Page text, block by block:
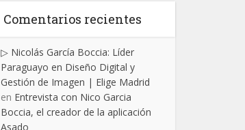
Comentarios recientes
▷ Nicolás García Boccia: Líder
Paraguayo en Diseño Digital y
Gestión de Imagen | Elige Madrid
en Entrevista con Nico Garcia
Boccia, el creador de la aplicación
Asado